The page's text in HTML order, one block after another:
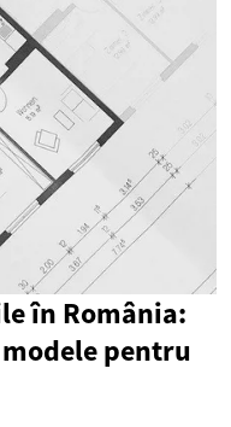
în România:
pentru